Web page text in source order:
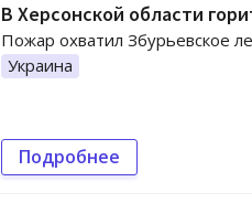
В Херсонской области
Пожар охватил Збурьевское
Украина
Подробнее